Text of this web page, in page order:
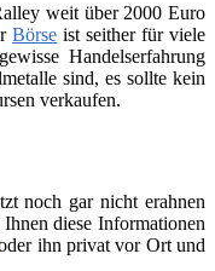
weit über 2000 Euro
Börse ist seither für viele
Handelserfahrung
sind, es sollte kein
verkaufen.
noch gar nicht erahnen
diese Informationen
ihn privat vor Ort und